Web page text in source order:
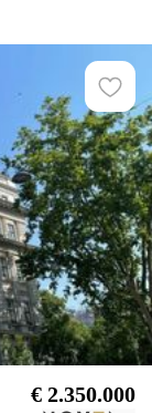
€ 2.350.000